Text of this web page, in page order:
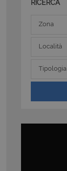
RICERCA
ZonaZona
Località
Località
Tipologia
Tipologia